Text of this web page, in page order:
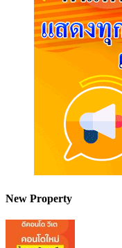
New Property